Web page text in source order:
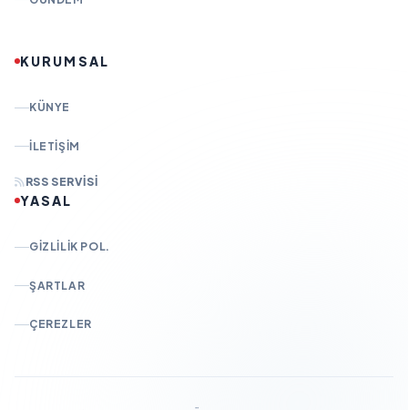
KURUMSAL
KÜNYE
İLETIŞIM
RSS SERVISI
YASAL
GIZLILIK POL.
ŞARTLAR
ÇEREZLER